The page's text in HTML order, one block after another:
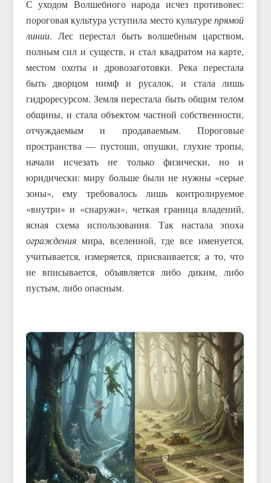
С уходом Волшебного народа исчез противовес:
пороговая культура уступила место культурепрямой
линии. Лес перестал быть волшебным царством,
полным сил и существ, и стал квадратом на карте,
местом охоты и дровозаготовки. Река перестала
быть дворцом нимф и русалок, и стала лишь
гидроресурсом. Земля перестала быть общим телом
общины, и стала объектом частной собственности,
отчуждаемым и продаваемым. Пороговые
пространства — пустоши, опушки, глухие тропы,
начали исчезать не только физически, но и
юридически: миру больше были не нужны «серые
зоны», ему требовалось лишь контролируемое
«внутри» и «снаружи», четкая граница владений,
ясная схема использования. Так настала эпоха
ограждениямира, вселенной, где все именуется,
учитывается, измеряется, присваивается; а то, что
не вписывается, объявляется либо диким, либо
пустым, либо опасным.